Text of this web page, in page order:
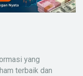
yang
terbaik dan